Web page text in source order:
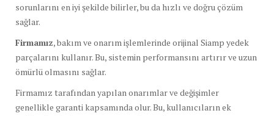
sorunlarını en iyi şekilde bilirler, bu da hızlı ve doğru çözüm
sağlar.
Firmamız, bakım ve onarım işlemlerinde orijinal Siamp yedek
parçalarını kullanır. Bu, sistemin performansını artırır ve uzun
ömürlü olmasını sağlar.
Firmamız tarafından yapılan onarımlar ve değişimler
genellikle garanti kapsamında olur. Bu, kullanıcıların ek